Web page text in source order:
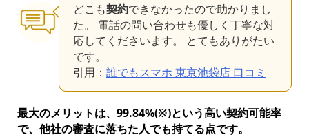
どこも契約できなかったので助かりまし
た。 電話の問い合わせも優しく丁寧な対
応してくださいます。 とてもありがたい
です。
引用： 誰でもスマホ 東京池袋店 口コミ
最大のメリットは、99.84%(※)という高い契約可能率
で、他社の審査に落ちた人でも持てる点です。